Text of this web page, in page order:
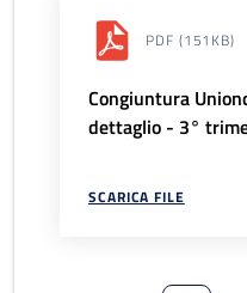
PDF (151KB)
Congiuntura
dettaglio - 3°
SCARICA FILE